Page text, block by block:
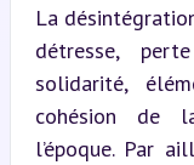
La
détresse,
solidarité,
cohésion de
l’époque. Par